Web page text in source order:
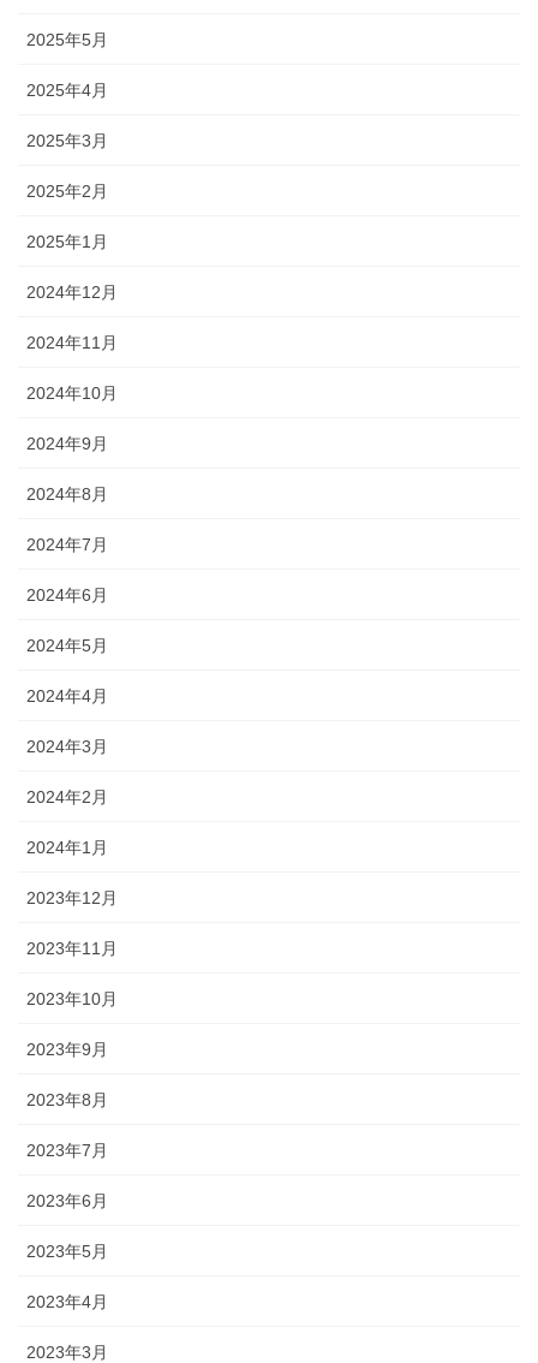
2025年5月
2025年4月
2025年3月
2025年2月
2025年1月
2024年12月
2024年11月
2024年10月
2024年9月
2024年8月
2024年7月
2024年6月
2024年5月
2024年4月
2024年3月
2024年2月
2024年1月
2023年12月
2023年11月
2023年10月
2023年9月
2023年8月
2023年7月
2023年6月
2023年5月
2023年4月
2023年3月